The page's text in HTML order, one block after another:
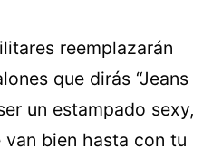
reemplazarán
que dirás “Jeans
un estampado sexy,
bien hasta con tu